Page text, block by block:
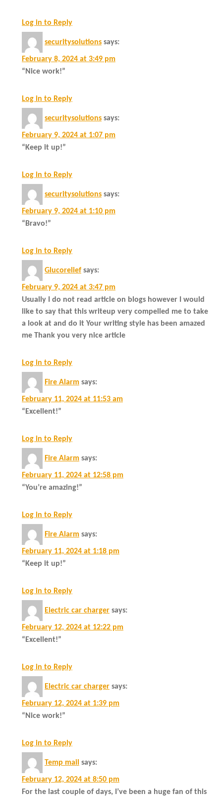
Log in to Reply
securitysolutions says:
February 8, 2024 at 3:49 pm
“Nice work!”
Log in to Reply
securitysolutions says:
February 9, 2024 at 1:07 pm
“Keep it up!”
Log in to Reply
securitysolutions says:
February 9, 2024 at 1:10 pm
“Bravo!”
Log in to Reply
Glucorelief says:
February 9, 2024 at 3:47 pm
Usually I do not read article on blogs however I would
like to say that this writeup very compelled me to take
a look at and do it Your writing style has been amazed
me Thank you very nice article
Log in to Reply
Fire Alarm says:
February 11, 2024 at 11:53 am
“Excellent!”
Log in to Reply
Fire Alarm says:
February 11, 2024 at 12:58 pm
“You’re amazing!”
Log in to Reply
Fire Alarm says:
February 11, 2024 at 1:18 pm
“Keep it up!”
Log in to Reply
Electric car charger says:
February 12, 2024 at 12:22 pm
“Excellent!”
Log in to Reply
Electric car charger says:
February 12, 2024 at 1:39 pm
“Nice work!”
Log in to Reply
Temp mail says:
February 12, 2024 at 8:50 pm
For the last couple of days, I’ve been a huge fan of this